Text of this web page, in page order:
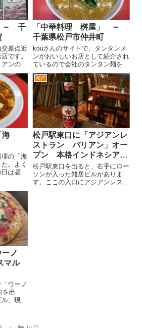
～ 千
差点近
です。
ンのお
第一印
があっ
号を見
ようで
徒歩
「中華料理 桝屋」 ～
千葉県松戸市仲井町
kouさんのサイトで、タンタンメ
ンがおいしいお店として紹介され
ているので会社のタンタン麺を食
べ歩いている人と行ってみまし
た。 こちら僕が大学生くらまで
は、付近に同級生がたくさん住ん
でいたんで毎日の様に遊んでいた
場所です。その頃にはあった記
憶...
海
の「海
。よく
は昼間
いビー
ほうれ
伝わら
松戸
松戸駅東口に「アジアンレ
ストラン バリアン」オー
プン 本格インドネシア
アジアン料理
松戸駅東口を出ると、右手にロー
ソンが入った雑居ビルがありま
す。ここの入口にアジアンレスト
ノ
マル
ウーノ
を出
、現在
当りに